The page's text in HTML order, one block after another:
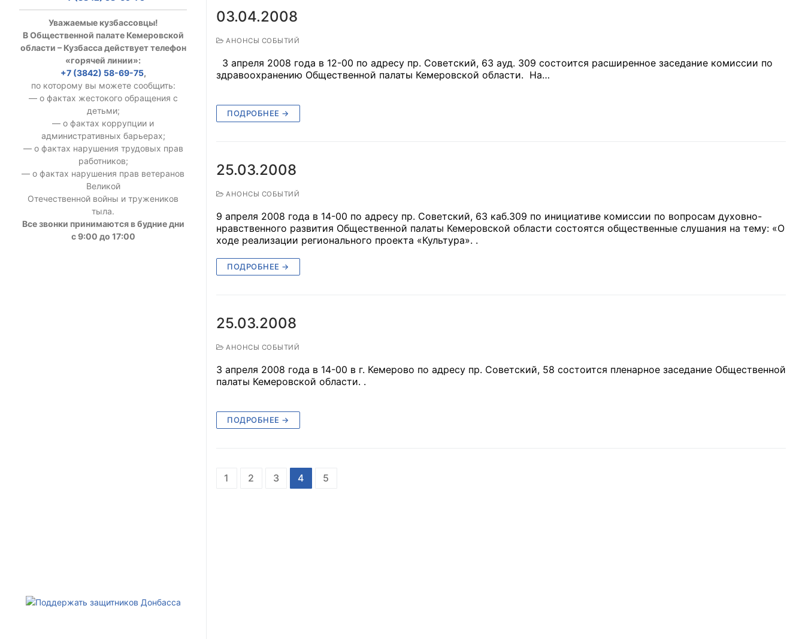
03.04.2008
АНОНСЫ СОБЫТИЙ
3 апреля 2008 года в 12-00 по адресу пр. Советский, 63 ауд. 309 состоится расширенное заседание комиссии по
здравоохранению Общественной палаты Кемеровской области. На…
ПОДРОБНЕЕ →
25.03.2008
АНОНСЫ СОБЫТИЙ
9 апреля 2008 года в 14-00 по адресу пр. Советский, 63 каб.309 по инициативе комиссии по вопросам духовно-
нравственного развития Общественной палаты Кемеровской области состоятся общественные слушания на тему: «О
ходе реализации регионального проекта «Культура». .
ПОДРОБНЕЕ →
25.03.2008
АНОНСЫ СОБЫТИЙ
3 апреля 2008 года в 14-00 в г. Кемерово по адресу пр. Советский, 58 состоится пленарное заседание Общественной
палаты Кемеровской области. .
ПОДРОБНЕЕ →
1 2 3 4 5
Уважаемые кузбассовцы!
В Общественной палате Кемеровской
области – Кузбасса действует телефон
«горячей линии»:
+7 (3842) 58-69-75,
по которому вы можете сообщить:
— о фактах жестокого обращения с
детьми;
— о фактах коррупции и
административных барьерах;
— о фактах нарушения трудовых прав
работников;
— о фактах нарушения прав ветеранов
Великой
Отечественной войны и тружеников
тыла.
Все звонки принимаются в будние дни
с 9:00 до 17:00